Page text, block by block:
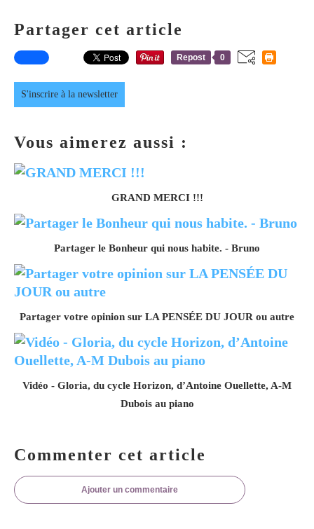
Partager cet article
Repost 0
S'inscrire à la newsletter
Vous aimerez aussi :
GRAND MERCI !!!
Partager le Bonheur qui nous habite. - Bruno
Partager votre opinion sur LA PENSÉE DU JOUR ou autre
Vidéo - Gloria, du cycle Horizon, d’Antoine Ouellette, A-M
Dubois au piano
Commenter cet article
Ajouter un commentaire